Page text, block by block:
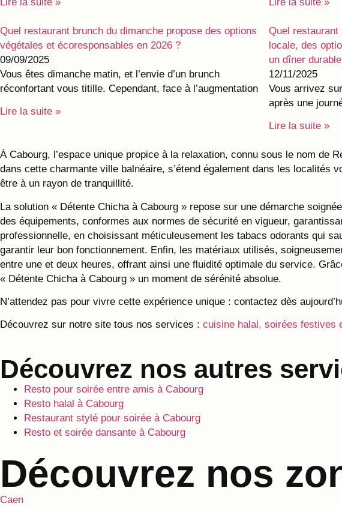
Quel restaurant brunch du dimanche propose des options
végétales et écoresponsables en 2026 ?
09/09/2025
Vous êtes dimanche matin, et l’envie d’un brunch
réconfortant vous titille. Cependant, face à l’augmentation
Lire la suite »
Quel restaurant
locale, des
un dîner
12/11/2025
Vous arrivez
après une
Lire la suite »
À Cabourg, l’espace unique propice à la relaxation, connu sous le nom de
dans cette charmante ville balnéaire, s’étend également dans les
être à un rayon de tranquillité.
La solution « Détente Chicha à Cabourg » repose sur une démarche
des équipements, conformes aux normes de sécurité en vigueur,
professionnelle, en choisissant méticuleusement les tabacs odorants qui
garantir leur bon fonctionnement. Enfin, les matériaux utilisés,
entre une et deux heures, offrant ainsi une fluidité optimale du service.
« Détente Chicha à Cabourg » un moment de sérénité absolue.
N’attendez pas pour vivre cette expérience unique : contactez dès
Découvrez sur notre site tous nos services : cuisine halal, soirées festives
Découvrez nos autres
Resto pour soirée entre amis à Cabourg
Resto halal à Cabourg
Restaurant stylé pour soirée à Cabourg
Resto et soirée dansante à Cabourg
Découvrez nos
Caen